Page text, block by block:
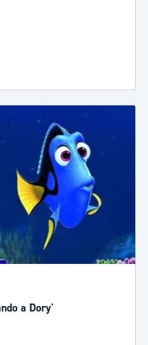
a Dory'